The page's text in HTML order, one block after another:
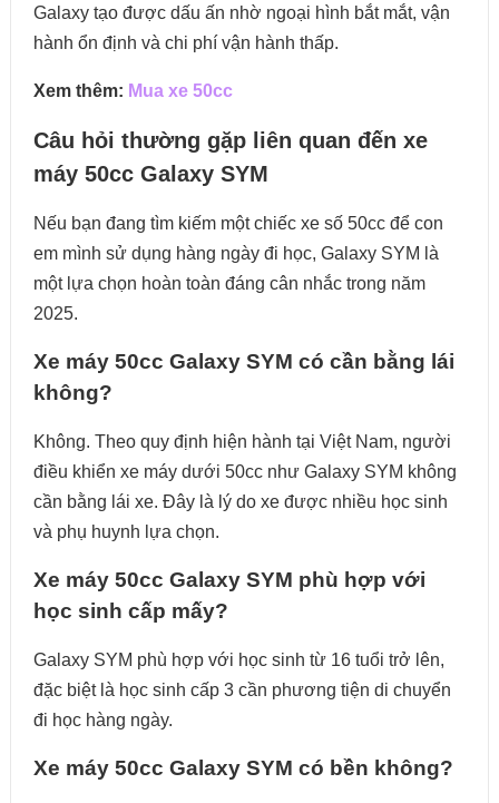
Galaxy tạo được dấu ấn nhờ ngoại hình bắt mắt, vận
hành ổn định và chi phí vận hành thấp.
Xem thêm: Mua xe 50cc
Câu hỏi thường gặp liên quan đến xe
máy 50cc Galaxy SYM
Nếu bạn đang tìm kiếm một chiếc xe số 50cc để con
em mình sử dụng hàng ngày đi học, Galaxy SYM là
một lựa chọn hoàn toàn đáng cân nhắc trong năm
2025.
Xe máy 50cc Galaxy SYM có cần bằng lái
không?
Không. Theo quy định hiện hành tại Việt Nam, người
điều khiển xe máy dưới 50cc như Galaxy SYM không
cần bằng lái xe. Đây là lý do xe được nhiều học sinh
và phụ huynh lựa chọn.
Xe máy 50cc Galaxy SYM phù hợp với
học sinh cấp mấy?
Galaxy SYM phù hợp với học sinh từ 16 tuổi trở lên,
đặc biệt là học sinh cấp 3 cần phương tiện di chuyển
đi học hàng ngày.
Xe máy 50cc Galaxy SYM có bền không?